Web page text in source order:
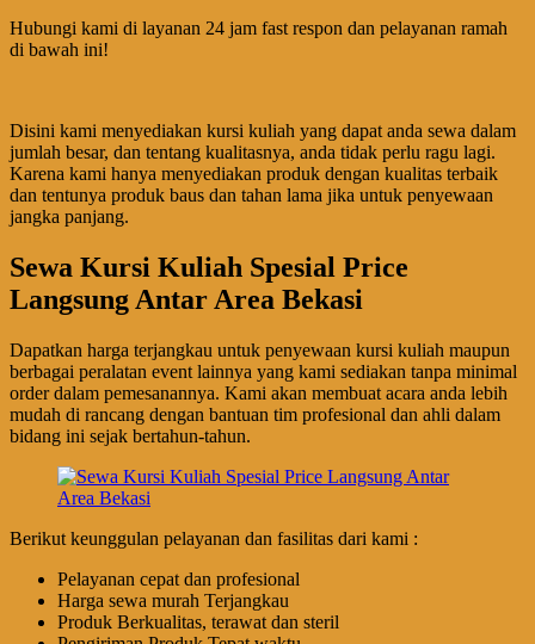
Hubungi kami di layanan 24 jam fast respon dan pelayanan ramah
di bawah ini!
Disini kami menyediakan kursi kuliah yang dapat anda sewa dalam
jumlah besar, dan tentang kualitasnya, anda tidak perlu ragu lagi.
Karena kami hanya menyediakan produk dengan kualitas terbaik
dan tentunya produk baus dan tahan lama jika untuk penyewaan
jangka panjang.
Sewa Kursi Kuliah Spesial Price
Langsung Antar Area Bekasi
Dapatkan harga terjangkau untuk penyewaan kursi kuliah maupun
berbagai peralatan event lainnya yang kami sediakan tanpa minimal
order dalam pemesanannya. Kami akan membuat acara anda lebih
mudah di rancang dengan bantuan tim profesional dan ahli dalam
bidang ini sejak bertahun-tahun.
Berikut keunggulan pelayanan dan fasilitas dari kami :
Pelayanan cepat dan profesional
Harga sewa murah Terjangkau
Produk Berkualitas, terawat dan steril